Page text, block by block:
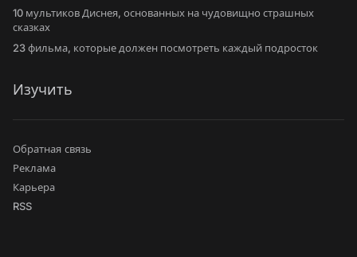
10 мультиков Диснея, основанных на чудовищно страшных
сказках
23 фильма, которые должен посмотреть каждый подросток
Изучить
Обратная связь
Реклама
Карьера
RSS